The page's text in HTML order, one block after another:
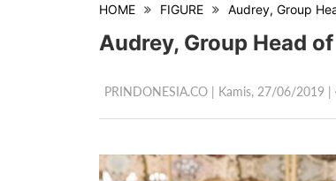
HOME FIGURE Audrey, Group
Audrey, Group Head
PRINDONESIA.CO | Kamis, 27/06/2019 |